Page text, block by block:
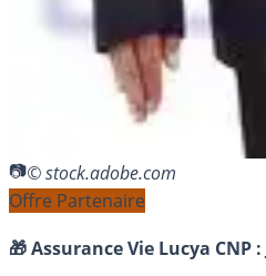
© stock.adobe.com
Offre Partenaire
🎁 Assurance Vie Lucya CNP :